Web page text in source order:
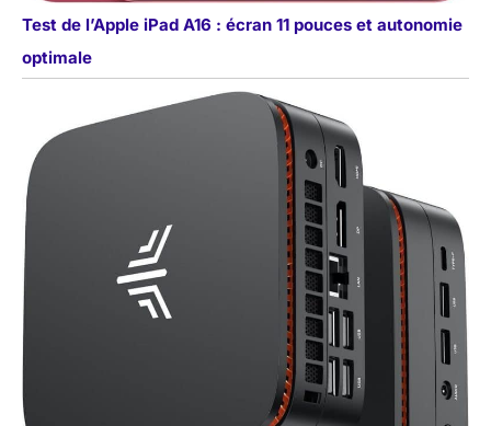
Test de l’Apple iPad A16 : écran 11 pouces et autonomie
optimale